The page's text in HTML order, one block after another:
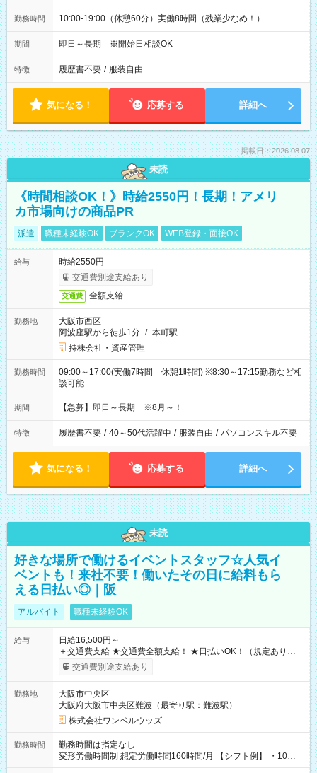
勤務時間 10:00-19:00（休憩60分）実働8時間（残業少なめ！）
期間 即日～長期 ※開始日相談OK
特徴 履歴書不要 / 服装自由
気になる！ 応募する 詳細へ
掲載日：2026.08.07
未読
《時間相談OK！》時給2550円！長期！アメリ
カ市場向けの商品PR
派遣 職種未経験OK ブランクOK WEB登録・面接OK
給与
時給2550円
交通費別途支給あり
交通費 全額支給
勤務地
大阪市西区
阿波座駅から徒歩1分 / 本町駅
持株会社・資産管理
勤務時間
09:00～17:00(実働7時間 休憩1時間) ※8:30～17:15勤務など相
談可能
期間 【急募】即日～長期 ※8月～！
特徴 履歴書不要 / 40～50代活躍中 / 服装自由 / パソコンスキル不要
気になる！ 応募する 詳細へ
未読
好きな場所で働けるイベントスタッフ☆人気イ
ベントも！来社不要！働いたその日に給料もら
える日払い◎｜阪
アルバイト 職種未経験OK
給与
日給16,500円～
＋交通費支給 ★交通費全額支給！ ★日払いOK！（規定あり） ┗
働いたその日に現金GET♪ お仕事後はコンビニATMから 日払
交通費別途支給あり
勤務地
大阪市中央区
大阪府大阪市中央区難波（最寄り駅：難波駅）
株式会社ワンベルウッズ
勤務時間
勤務時間は指定なし
変形労働時間制 想定労働時間160時間/月 【シフト例】 ・10：
00～20：00